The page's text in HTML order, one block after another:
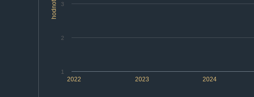
2022 2023 2024
1
2
3